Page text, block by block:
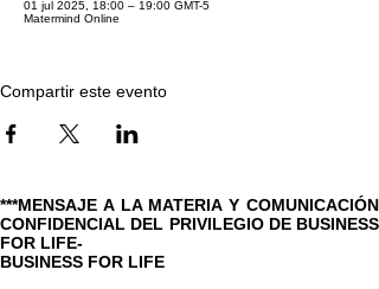
01 jul 2025, 18:00 – 19:00 GMT-5
Matermind Online
Compartir este evento
***MENSAJE A LA MATERIA Y COMUNICACIÓN
CONFIDENCIAL DEL PRIVILEGIO DE BUSINESS
FOR LIFE-
BUSINESS FOR LIFE